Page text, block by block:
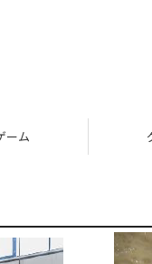
ーム